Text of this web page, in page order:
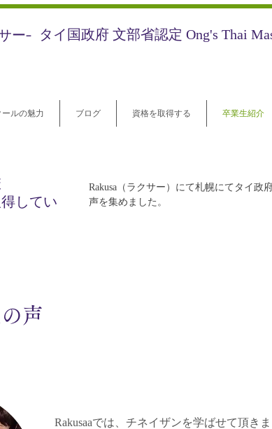
ー- タイ国政府 文部省認定 Ong's Thai
ールの魅力 ブログ 資格を取得する 卒業生紹介
してい
Rakusa（ラクサー）にて札幌にてタイ政
声を集めました。
声
Rakusaaでは、チネイザンを学ばせて頂きま